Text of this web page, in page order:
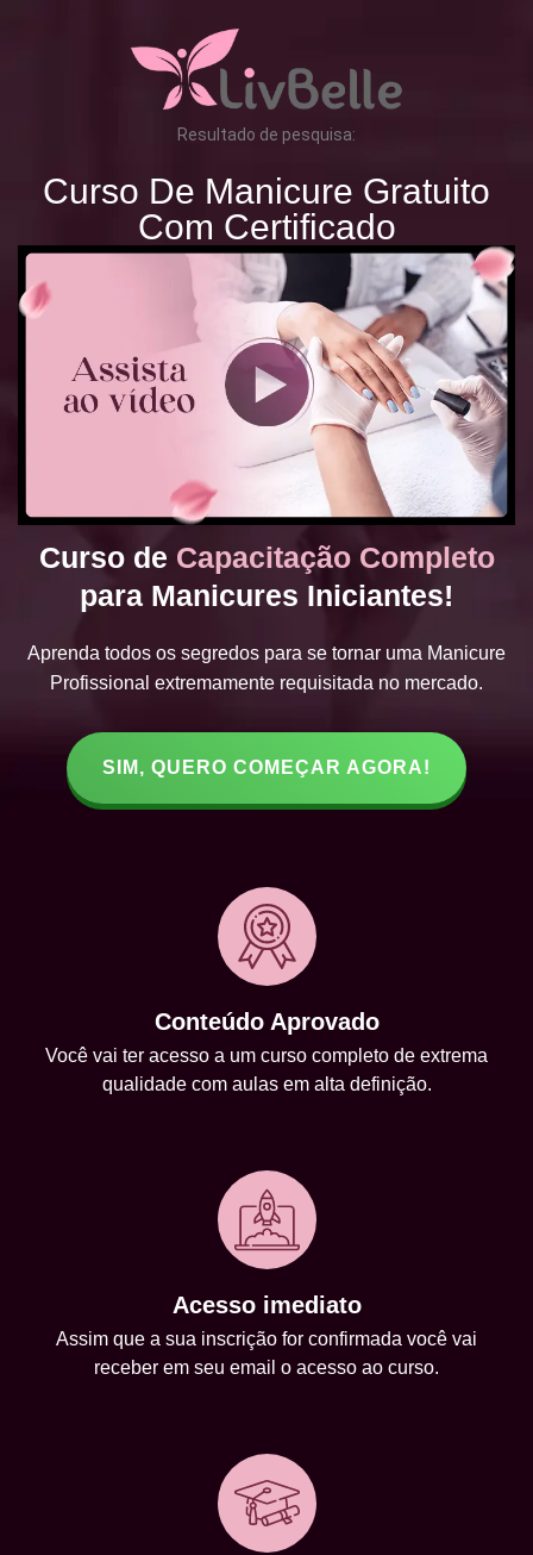
Resultado de pesquisa:
Curso De Manicure Gratuito
Com Certificado
Curso de Capacitação Completo
para Manicures Iniciantes!
Aprenda todos os segredos para se tornar uma Manicure
Profissional extremamente requisitada no mercado.
SIM, QUERO COMEÇAR AGORA!
Conteúdo Aprovado
Você vai ter acesso a um curso completo de extrema
qualidade com aulas em alta definição.
Acesso imediato
Assim que a sua inscrição for confirmada você vai
receber em seu email o acesso ao curso.